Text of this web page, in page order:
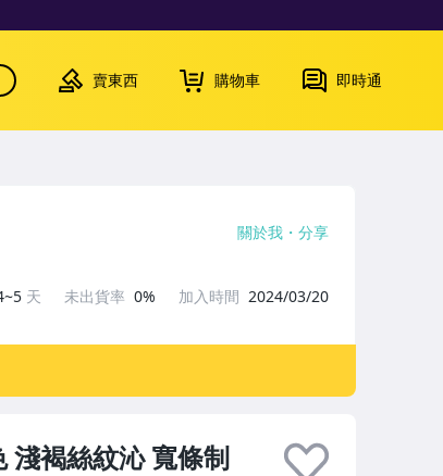
賣東西 購物車 即時通
淺褐絲紋沁 寬條制
關於我 分享
天 未出貨率 0% 加入時間 2024/03/20